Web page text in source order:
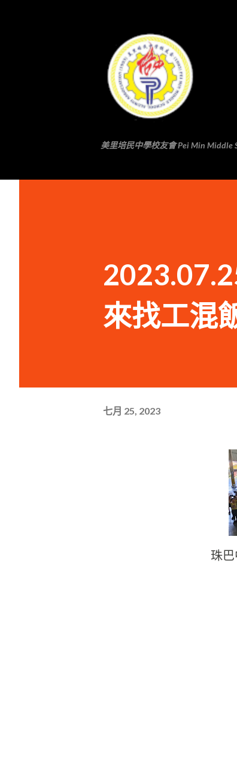
美里培民中學校友會 Pei Min Middle
來找工混
七月 25, 2023
珠